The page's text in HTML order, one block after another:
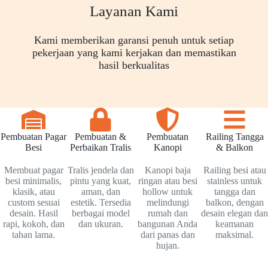
Layanan Kami
Kami memberikan garansi penuh untuk setiap
pekerjaan yang kami kerjakan dan memastikan
hasil berkualitas
Pembuatan Pagar
Besi
Membuat pagar
besi minimalis,
klasik, atau
custom sesuai
desain. Hasil
rapi, kokoh, dan
tahan lama.
Pembuatan &
Perbaikan Tralis
Tralis jendela dan
pintu yang kuat,
aman, dan
estetik. Tersedia
berbagai model
dan ukuran.
Pembuatan
Kanopi
Kanopi baja
ringan atau besi
hollow untuk
melindungi
rumah dan
bangunan Anda
dari panas dan
hujan.
Railing Tangga
& Balkon
Railing besi atau
stainless untuk
tangga dan
balkon, dengan
desain elegan dan
keamanan
maksimal.